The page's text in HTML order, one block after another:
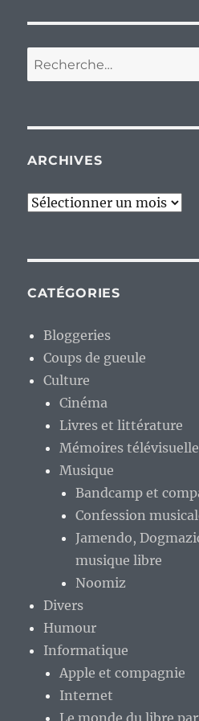
Bloggeries
Coups de gueule
Cinéma
Bandcamp et
Jamendo,
musique libre
Noomiz
Divers
Humour
Informatique
Apple et compagnie
Internet
Le monde du libre
Libreries
ArchLinuxeries
Frugalwareries
Les libristes sont
Projets un peu fou
Ubuntu et sa
Mémoire de vieux geek
Trucs de geek